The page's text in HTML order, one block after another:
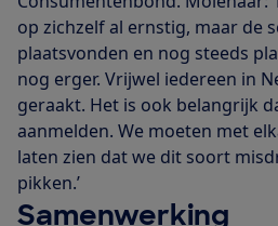
op zichzelf al ernstig, maar de
plaatsvonden en nog steeds
nog erger. Vrijwel iedereen in
geraakt. Het is ook belangrijk
aanmelden. We moeten met
laten zien dat we dit soort
pikken.’
Samenwerking